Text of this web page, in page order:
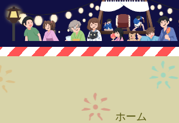
ホーム